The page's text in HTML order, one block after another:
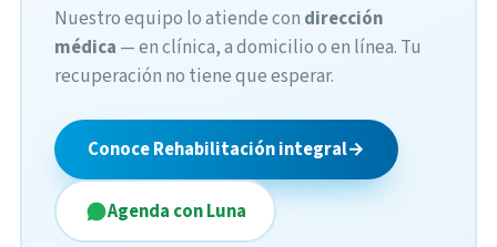
Nuestro equipo lo atiende con dirección
médica — en clínica, a domicilio o en línea. Tu
recuperación no tiene que esperar.
Conoce Rehabilitación integral→
Agenda con Luna